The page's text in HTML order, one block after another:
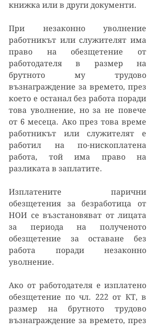
книжка или в други документи.
При незаконно уволнение
работникът или служителят има
право на обезщетение от
работодателя в размер на
брутното му трудово
възнаграждение за времето, през
което е останал без работа поради
това уволнение, но за не повече
от 6 месеца. Ако през това време
работникът или служителят е
работил на по-нископлатена
работа, той има право на
разликата в заплатите.
Изплатените парични
обезщетения за безработица от
НОИ се възстановяват от лицата
за периода на полученото
обезщетение за оставане без
работа поради незаконно
уволнение.
Ако от работодателя е изплатено
обезщетение по чл. 222 от КТ, в
размер на брутното трудово
възнаграждение за времето, през